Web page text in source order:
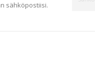
sähköpostiisi.